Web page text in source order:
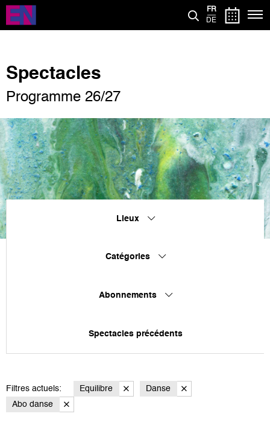
Aller
contenu
FR
DE
Spectacles
Programme 26/27
Lieux
Catégories
Abonnements
Spectacles précédents
Filtres actuels: Equilibre
Danse
Abo danse